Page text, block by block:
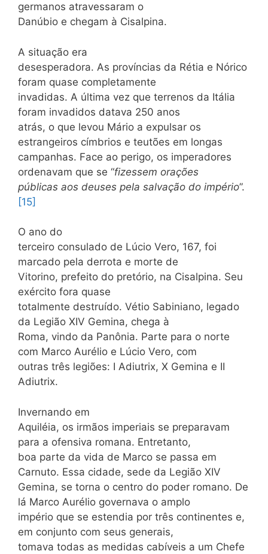
germanos atravessaram o
Danúbio e chegam à Cisalpina.
A situação era
desesperadora. As províncias da Rétia e Nórico
foram quase completamente
invadidas. A última vez que terrenos da Itália
foram invadidos datava 250 anos
atrás, o que levou Mário a expulsar os
estrangeiros címbrios e teutões em longas
campanhas. Face ao perigo, os imperadores
ordenavam que se “fizessem orações
públicas aos deuses pela salvação do império”.
[15]
O ano do
terceiro consulado de Lúcio Vero, 167, foi
marcado pela derrota e morte de
Vitorino, prefeito do pretório, na Cisalpina. Seu
exército fora quase
totalmente destruído. Vétio Sabiniano, legado
da Legião XIV Gemina, chega à
Roma, vindo da Panônia. Parte para o norte
com Marco Aurélio e Lúcio Vero, com
outras três legiões: I Adiutrix, X Gemina e II
Adiutrix.
Invernando em
Aquiléia, os irmãos imperiais se preparavam
para a ofensiva romana. Entretanto,
boa parte da vida de Marco se passa em
Carnuto. Essa cidade, sede da Legião XIV
Gemina, se torna o centro do poder romano. De
lá Marco Aurélio governava o amplo
império que se estendia por três continentes e,
em conjunto com seus generais,
tomava todas as medidas cabíveis a um Chefe